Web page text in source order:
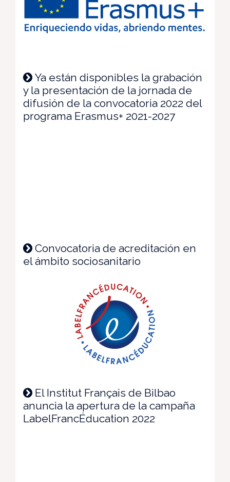
Ya están disponibles la grabación
y la presentación de la jornada de
difusión de la convocatoria 2022 del
programa Erasmus+ 2021-2027
Convocatoria de acreditación en
el ámbito sociosanitario
El Institut Français de Bilbao
anuncia la apertura de la campaña
LabelFrancÉducation 2022